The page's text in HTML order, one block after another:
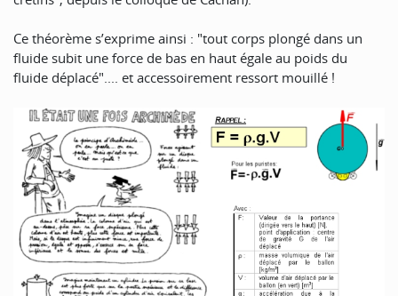
Ce théorème s’exprime ainsi : "tout corps plongé dans un
fluide subit une force de bas en haut égale au poids du
fluide déplacé".... et accessoirement ressort mouillé !